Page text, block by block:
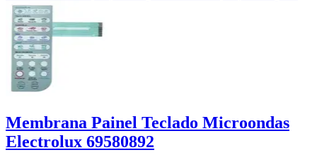
Membrana Painel Teclado Microondas
Electrolux 69580892